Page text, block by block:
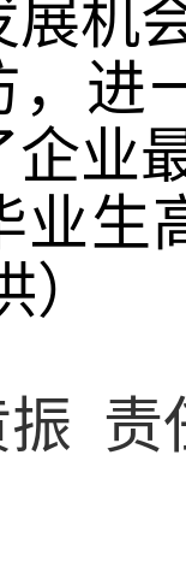
展机
，进
企业
业生
振 责